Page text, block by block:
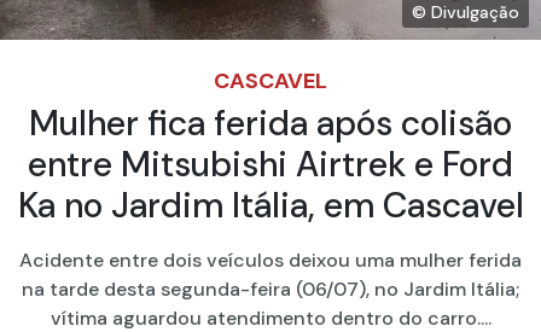
© Divulgação
CASCAVEL
Mulher fica ferida após colisão
entre Mitsubishi Airtrek e Ford
Ka no Jardim Itália, em Cascavel
Acidente entre dois veículos deixou uma mulher ferida
na tarde desta segunda-feira (06/07), no Jardim Itália;
vítima aguardou atendimento dentro do carro....